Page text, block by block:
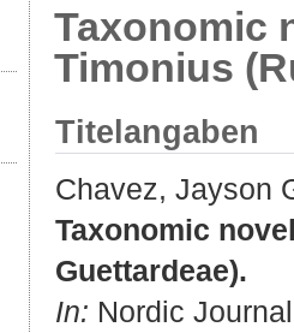
Taxonomic
Timonius
Titelangaben
Chavez, Jayson
Taxonomic
Guettardeae).
In: Nordic